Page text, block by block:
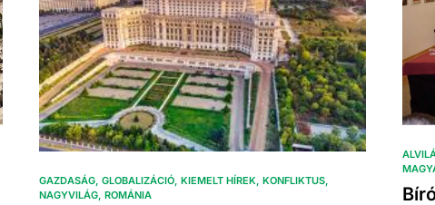
GAZDASÁG GLOBALIZÁCIÓ KIEMELT HÍREK KONFLIKTUS
NAGYVILÁG ROMÁNIA